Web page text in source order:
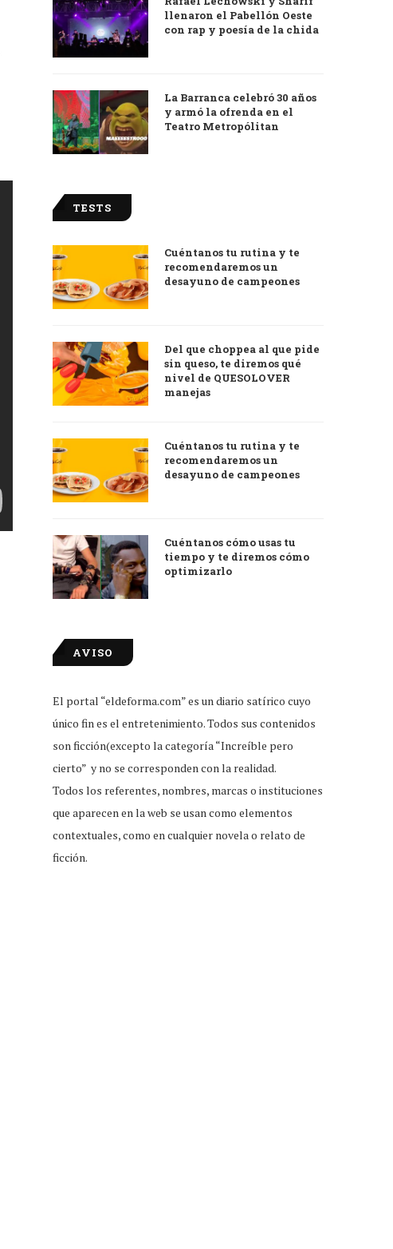
llenaron el Pabellón Oeste
con rap y poesía de la chida
La Barranca celebró 30 años
y armó la ofrenda en el
Teatro Metropólitan
TESTS
Cuéntanos tu rutina y te
recomendaremos un
desayuno de campeones
Del que choppea al que pide
sin queso, te diremos qué
nivel de QUESOLOVER
manejas
Cuéntanos tu rutina y te
recomendaremos un
desayuno de campeones
Cuéntanos cómo usas tu
tiempo y te diremos cómo
optimizarlo
AVISO
El portal “eldeforma.com” es un diario satírico cuyo
único fin es el entretenimiento. Todos sus contenidos
son ficción(excepto la categoría “Increíble pero
cierto” y no se corresponden con la realidad.
Todos los referentes, nombres, marcas o instituciones
que aparecen en la web se usan como elementos
contextuales, como en cualquier novela o relato de
ficción.